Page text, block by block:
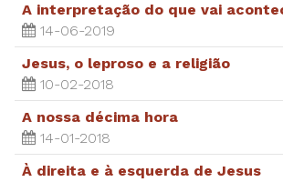
A interpretação do que vai
14-06-2019
Jesus, o leproso e a religião
10-02-2018
A nossa décima hora
14-01-2018
À direita e à esquerda de Jesus